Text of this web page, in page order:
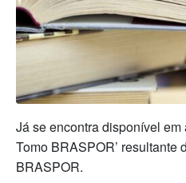
Já se encontra disponível em
Tomo BRASPOR’ resultante
BRASPOR.